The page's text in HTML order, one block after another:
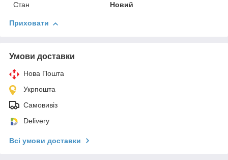
Стан Новий
Приховати
Умови доставки
Нова Пошта
Укрпошта
Самовивіз
Delivery
Всі умови доставки